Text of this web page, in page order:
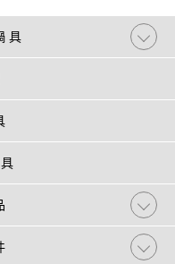
具